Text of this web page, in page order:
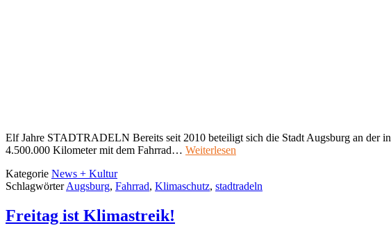
Elf Jahre STADTRADELN Bereits seit 2010 beteiligt sich die Stadt Augsburg an der
4.500.000 Kilometer mit dem Fahrrad… Weiterlesen
Kategorie News + Kultur
SchlagwörterAugsburg, Fahrrad, Klimaschutz, stadtradeln
Freitag ist Klimastreik!